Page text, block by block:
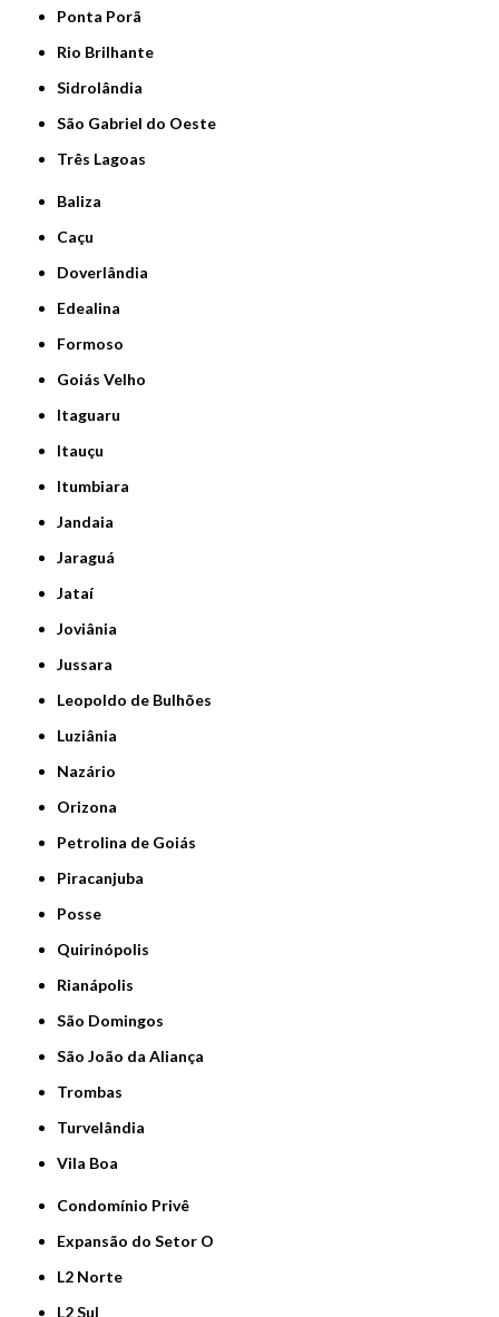
Ponta Porã
Rio Brilhante
Sidrolândia
São Gabriel do Oeste
Três Lagoas
Baliza
Caçu
Doverlândia
Edealina
Formoso
Goiás Velho
Itaguaru
Itauçu
Itumbiara
Jandaia
Jaraguá
Jataí
Joviânia
Jussara
Leopoldo de Bulhões
Luziânia
Nazário
Orizona
Petrolina de Goiás
Piracanjuba
Posse
Quirinópolis
Rianápolis
São Domingos
São João da Aliança
Trombas
Turvelândia
Vila Boa
Condomínio Privê
Expansão do Setor O
L2 Norte
L2 Sul